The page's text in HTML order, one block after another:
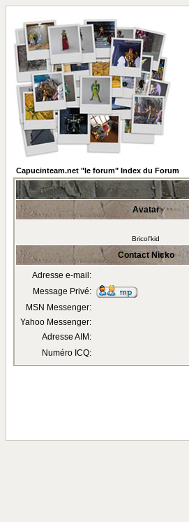
Capucinteam.net "le forum" Index du Forum
Avatar
Bricol'kid
Contact Nicko
Adresse e-mail:
Message Privé:
MSN Messenger:
Yahoo Messenger:
Adresse AIM:
Numéro ICQ: